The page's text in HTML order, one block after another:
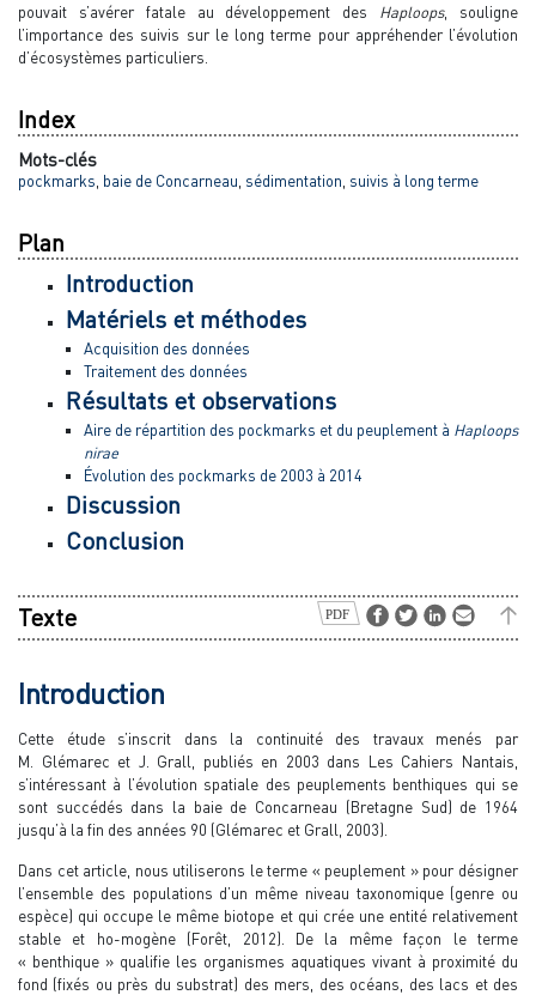
pouvait s’avérer fatale au développement des Haploops, souligne
l’importance des suivis sur le long terme pour appréhender l’évolution
d’écosystèmes particuliers.
Index
Mots-clés
pockmarks baie de Concarneau sédimentation suivis à long terme
Plan
Introduction
Matériels et méthodes
Acquisition des données
Traitement des données
Résultats et observations
Aire de répartition des pockmarks et du peuplement à Haploops
nirae
Évolution des pockmarks de 2003 à 2014
Discussion
Conclusion
Texte
Introduction
Cette étude s’inscrit dans la continuité des travaux menés par
M. Glémarec et J. Grall, publiés en 2003 dans Les Cahiers Nantais,
s’intéressant à l’évolution spatiale des peuplements benthiques qui se
sont succédés dans la baie de Concarneau (Bretagne Sud) de 1964
jusqu’à la fin des années 90 (Glémarec et Grall, 2003).
Dans cet article, nous utiliserons le terme « peuplement » pour désigner
l’ensemble des populations d’un même niveau taxonomique (genre ou
espèce) qui occupe le même biotope et qui crée une entité relativement
stable et ho-mogène (Forêt, 2012). De la même façon le terme
« benthique » qualifie les organismes aquatiques vivant à proximité du
fond (fixés ou près du substrat) des mers, des océans, des lacs et des